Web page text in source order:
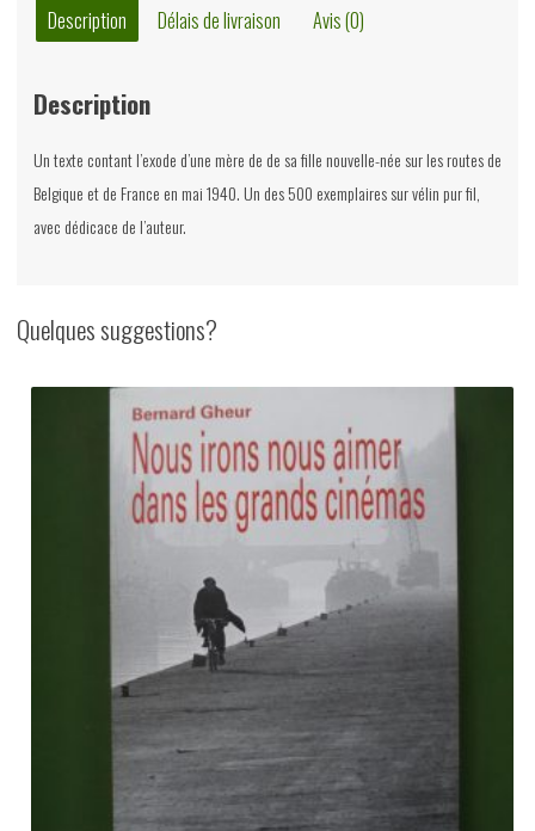
Bourdouxhe,
Lumière,
Description Délais de livraison Avis (0)
Description
Un texte contant l’exode d’une mère de de sa fille nouvelle-née sur les routes de
Belgique et de France en mai 1940. Un des 500 exemplaires sur vélin pur fil,
avec dédicace de l’auteur.
Quelques suggestions?